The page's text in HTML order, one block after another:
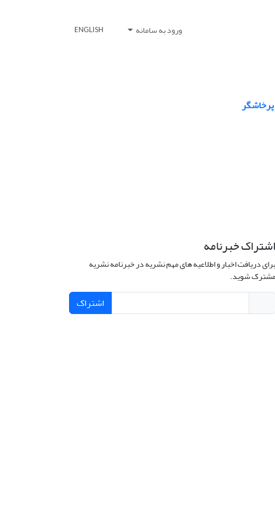
ورود به سامانه ENGLISH
اشتراک خبرنامه
برای دریافت اخبار و اطلاعیه های مهم نشریه در خبرنامه نشریه
مشترک شوید.
اشتراک